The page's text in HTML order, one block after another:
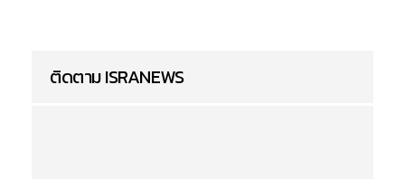
ติดตาม ISRANEWS